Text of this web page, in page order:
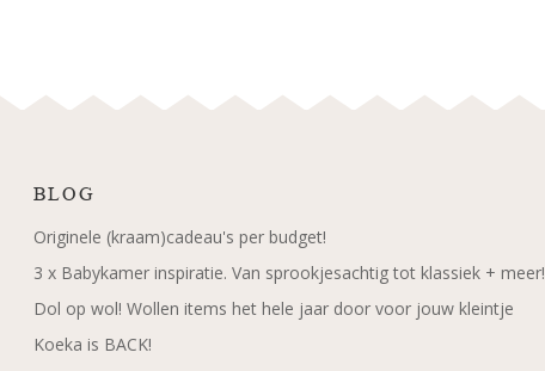
BLOG
Originele (kraam)cadeau's per budget!
3 x Babykamer inspiratie. Van sprookjesachtig tot klassiek + meer!
Dol op wol! Wollen items het hele jaar door voor jouw kleintje
Koeka is BACK!